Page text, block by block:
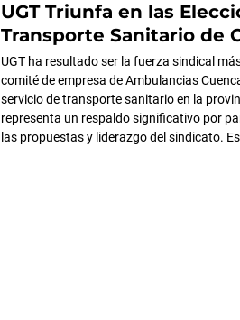
UGT Triunfa en las
Transporte Sanitario de
UGT ha resultado ser la fuerza sindical
comité de empresa de Ambulancias
servicio de transporte sanitario en la
representa un respaldo significativo por
las propuestas y liderazgo del sindicato.